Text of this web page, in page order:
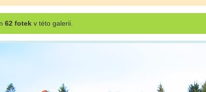
62 fotekv této galerii.